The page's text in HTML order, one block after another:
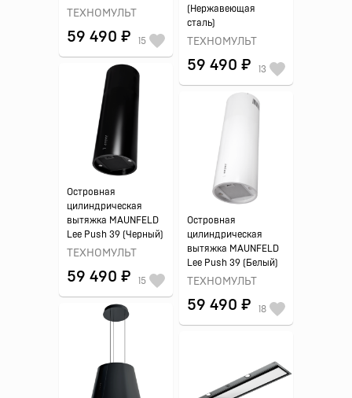
ТЕХНОМУЛЬТ
59 490 ₽ 15
(Нержавеющая
сталь)
ТЕХНОМУЛЬТ
59 490 ₽ 13
Островная
цилиндрическая
вытяжка MAUNFELD
Lee Push 39 (Черный)
ТЕХНОМУЛЬТ
59 490 ₽ 15
Островная
цилиндрическая
вытяжка MAUNFELD
Lee Push 39 (Белый)
ТЕХНОМУЛЬТ
59 490 ₽ 18